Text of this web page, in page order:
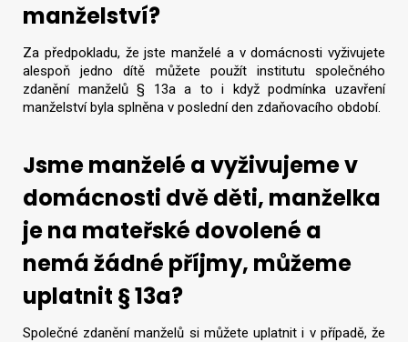
manželství?
Za předpokladu, že jste manželé a v domácnosti vyživujete
alespoň jedno dítě můžete použít institutu společného
zdanění manželů § 13a a to i když podmínka uzavření
manželství byla splněna v poslední den zdaňovacího období.
Jsme manželé a vyživujeme v
domácnosti dvě děti, manželka
je na mateřské dovolené a
nemá žádné příjmy, můžeme
uplatnit § 13a?
Společné zdanění manželů si můžete uplatnit i v případě, že